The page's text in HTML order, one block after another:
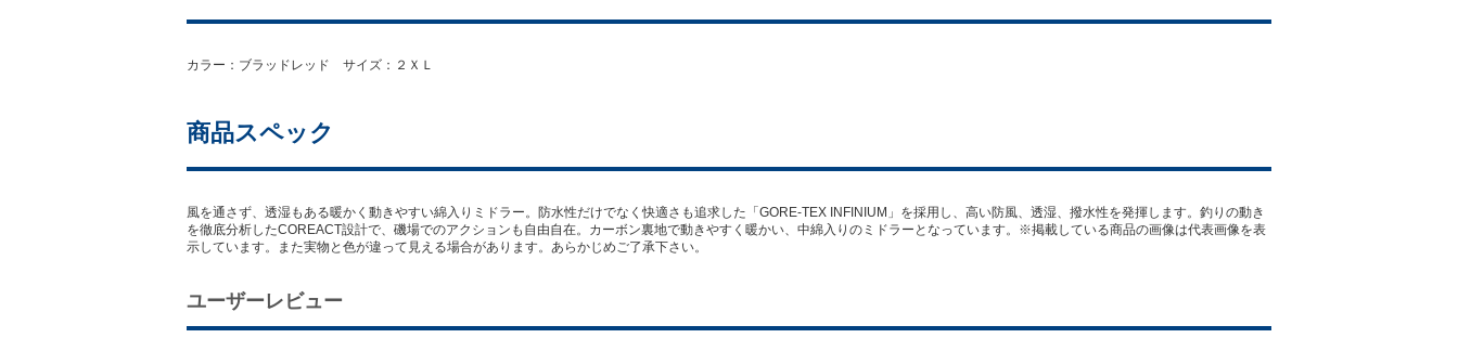
カラー：ブラッドレッド サイズ：２ＸＬ
商品スペック
風を通さず、透湿もある暖かく動きやすい綿入りミドラー。防水性だけでなく快適さも追求した「GORE-TEX INFINIUM」を採用し、高い防風、透湿、撥水性を発揮します。釣りの動き
を徹底分析したCOREACT設計で、磯場でのアクションも自由自在。カーボン裏地で動きやすく暖かい、中綿入りのミドラーとなっています。※掲載している商品の画像は代表画像を表
示しています。また実物と色が違って見える場合があります。あらかじめご了承下さい。
ユーザーレビュー